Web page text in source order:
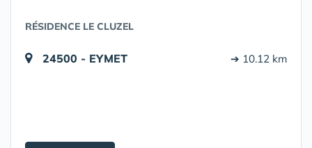
RÉSIDENCE LE CLUZEL
24500 - EYMET ➔ 10.12 km